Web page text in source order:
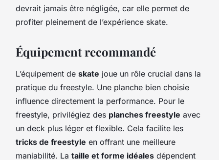
devrait jamais être négligée, car elle permet de
profiter pleinement de l’expérience skate.
Équipement recommandé
L’équipement de skate joue un rôle crucial dans la
pratique du freestyle. Une planche bien choisie
influence directement la performance. Pour le
freestyle, privilégiez des planches freestyle avec
un deck plus léger et flexible. Cela facilite les
tricks de freestyle en offrant une meilleure
maniabilité. La taille et forme idéales dépendent